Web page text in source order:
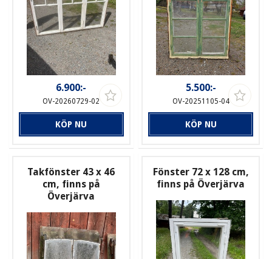
6.900:-
OV-20260729-02
KÖP NU
5.500:-
OV-20251105-04
KÖP NU
Takfönster 43 x 46
cm, finns på
Överjärva
Fönster 72 x 128 cm,
finns på Överjärva